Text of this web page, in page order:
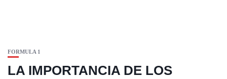
FORMULA 1
LA IMPORTANCIA DE LOS